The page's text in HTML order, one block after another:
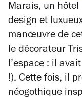
Marais, un hôtel
design et
manœuvre de
le décorateur
l’espace : il
!). Cette fois, il
néogothique